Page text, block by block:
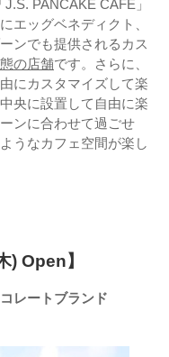
PANCAKE CAFE」
エッグベネディクト、
ンでも提供されるカス
の店舗です。さらに、
にカスタマイズして楽
央に設置して自由に楽
ンに合わせて過ごせ
うなカフェ空間が楽し
) Open】
レートブランド